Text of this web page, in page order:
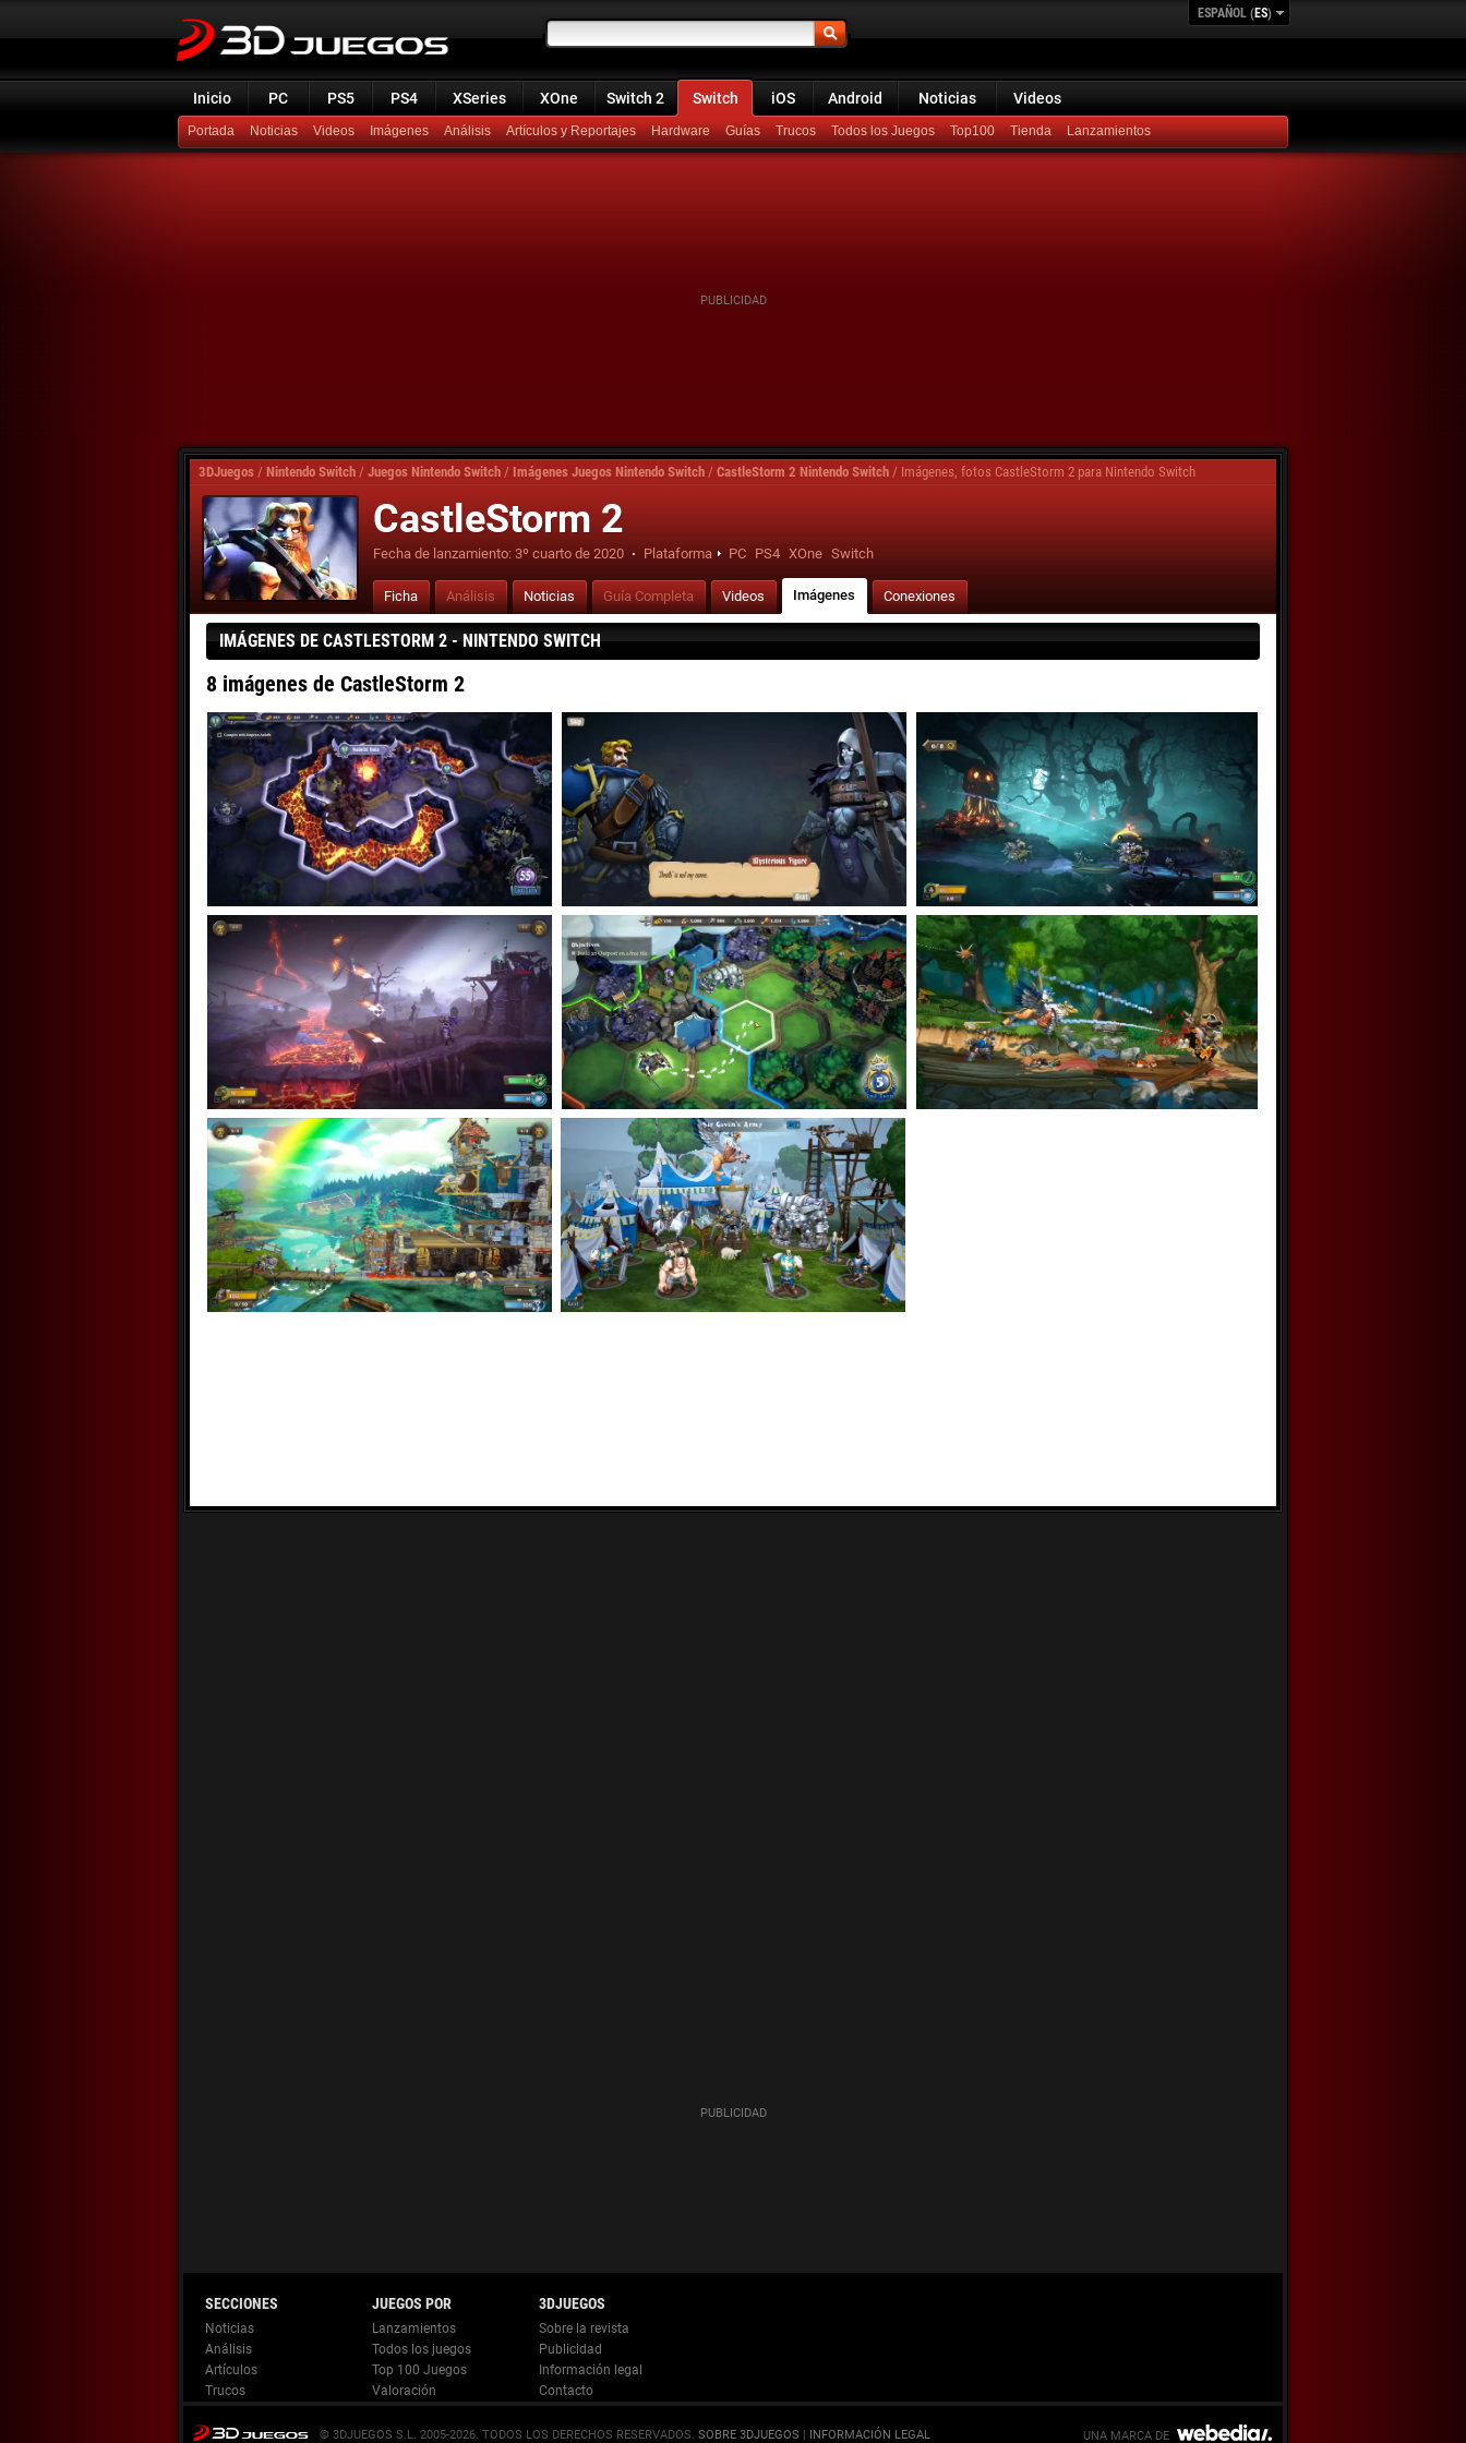
ESPAÑOL (ES)
Inicio PC PS5 PS4 XSeries XOne Switch 2 Switch iOS Android Noticias Videos
Portada Noticias Videos Imágenes Análisis Artículos y Reportajes Hardware Guías Trucos Todos los Juegos Top100 Lanzamientos
3DJuegos / Nintendo Switch / Juegos Nintendo Switch / Imágenes Juegos Nintendo Switch / CastleStorm 2 Nintendo Switch / Imágenes, fotos CastleStorm 2 para Nintendo Switch
CastleStorm 2
Fecha de lanzamiento: 3º cuarto de 2020 · Plataforma PC PS4 XOne Switch
Ficha Análisis Noticias Guía Completa Videos Imágenes Conexiones
IMÁGENES DE CASTLESTORM 2 - NINTENDO SWITCH
8 imágenes de CastleStorm 2
Noticias
Análisis
Artículos
Trucos
Lanzamientos
Todos los juegos
Top 100 Juegos
Valoración
Información legal
© 3DJUEGOS S.L. 2005-2026. . SOBRE 3DJUEGOS | INFORMACIÓN LEGAL